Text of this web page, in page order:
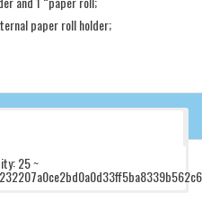
paper roll holder;
25 ~